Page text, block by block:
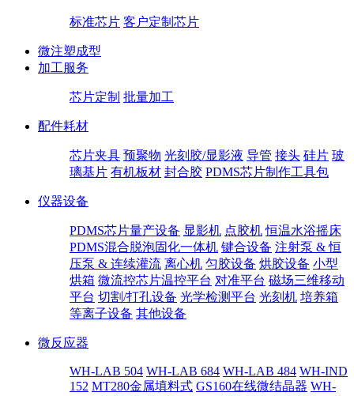
标准芯片 客户定制芯片
微注塑成型
加工服务
芯片定制 批量加工
配件耗材
芯片夹具 预聚物 光刻胶/显影液 导管 接头 硅片 玻
璃基片 有机板材 封合胶 PDMS芯片制作工具包
仪器设备
PDMS芯片量产设备 显影机 点胶机 恒温水浴摇床
PDMS混合脱泡固化一体机 键合设备 注射泵 & 恒
压泵 & 连续灌流 离心机 匀胶设备 烘胶设备 小型
烘箱 微流控芯片温控平台 对准平台 磁场三维移动
平台 切割/打孔设备 光学检测平台 光刻机 培养箱
等离子设备 其他设备
微反应器
WH-LAB 504 WH-LAB 684 WH-LAB 484 WH-IND
152 MT280金属填料式 GS160在线微结晶器 WH-